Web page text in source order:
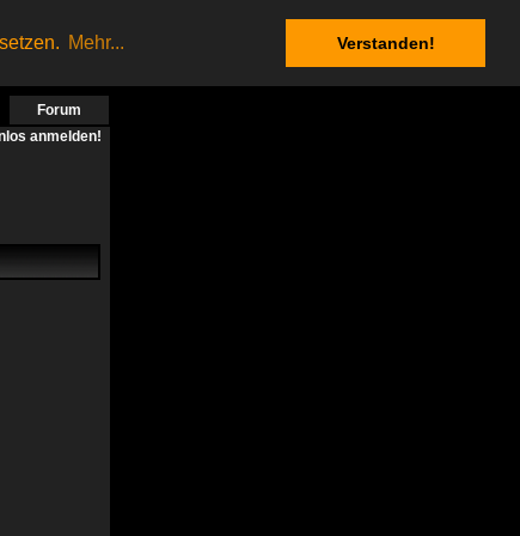
Mehr... Verstanden!
Forum
anmelden!